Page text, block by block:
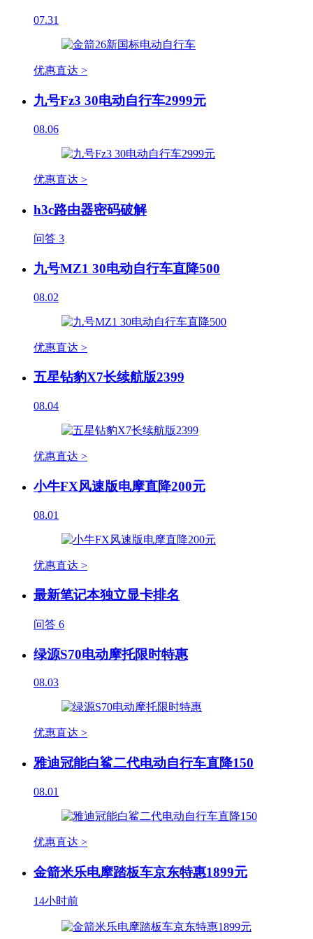
07.31
优惠直达 >
九号Fz3 30电动自行车2999元
08.06
优惠直达 >
h3c路由器密码破解
问答 3
九号MZ1 30电动自行车直降500
08.02
优惠直达 >
五星钻豹X7长续航版2399
08.04
优惠直达 >
小牛FX风速版电摩直降200元
08.01
优惠直达 >
最新笔记本独立显卡排名
问答 6
绿源S70电动摩托限时特惠
08.03
优惠直达 >
雅迪冠能白鲨二代电动自行车直降150
08.01
优惠直达 >
金箭米乐电摩踏板车京东特惠1899元
14小时前